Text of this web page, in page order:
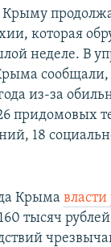
которая
неделе. В
сообщали,
из-за
придомовых
18
Крыма
тысяч